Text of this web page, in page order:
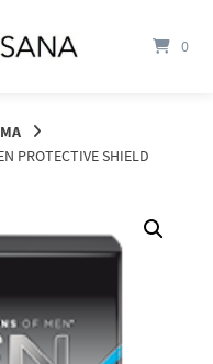
0
PROTECTIVE SHIELD